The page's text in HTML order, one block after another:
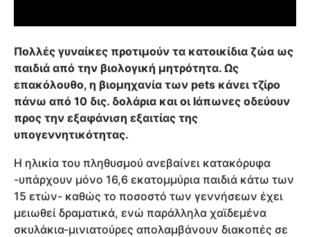
Πολλές γυναίκες προτιμούν τα κατοικίδια ζώα ως
παιδιά από την βιολογική μητρότητα. Ως
επακόλουθο, η βιομηχανία των pets κάνει τζίρο
πάνω από 10 δις. δολάρια και οι Ιάπωνες οδεύουν
προς την εξαφάνιση εξαιτίας της
υπογεννητικότητας.
Η ηλικία του πληθυσμού ανεβαίνει κατακόρυφα
-υπάρχουν μόνο 16,6 εκατομμύρια παιδιά κάτω των
15 ετών- καθώς το ποσοστό των γεννήσεων έχει
μειωθεί δραματικά, ενώ παράλληλα χαϊδεμένα
σκυλάκια-μινιατούρες απολαμβάνουν διακοπές σε